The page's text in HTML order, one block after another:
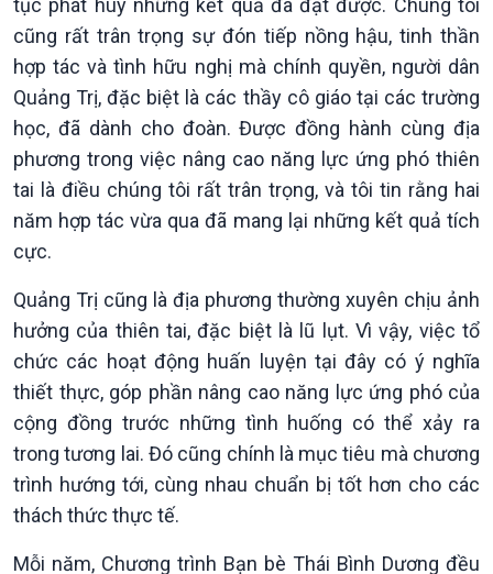
Xã hội
tục phát huy những kết quả đã đạt được. Chúng tôi
cũng rất trân trọng sự đón tiếp nồng hậu, tinh thần
hợp tác và tình hữu nghị mà chính quyền, người dân
Quảng Trị, đặc biệt là các thầy cô giáo tại các trường
học, đã dành cho đoàn. Được đồng hành cùng địa
phương trong việc nâng cao năng lực ứng phó thiên
tai là điều chúng tôi rất trân trọng, và tôi tin rằng hai
năm hợp tác vừa qua đã mang lại những kết quả tích
cực.
Quảng Trị cũng là địa phương thường xuyên chịu ảnh
hưởng của thiên tai, đặc biệt là lũ lụt. Vì vậy, việc tổ
chức các hoạt động huấn luyện tại đây có ý nghĩa
thiết thực, góp phần nâng cao năng lực ứng phó của
cộng đồng trước những tình huống có thể xảy ra
trong tương lai. Đó cũng chính là mục tiêu mà chương
trình hướng tới, cùng nhau chuẩn bị tốt hơn cho các
thách thức thực tế.
Mỗi năm, Chương trình Bạn bè Thái Bình Dương đều